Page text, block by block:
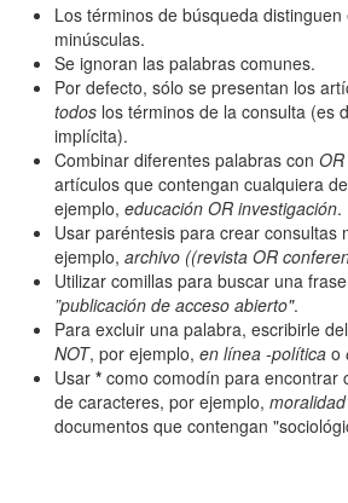
Términos de indexación
Disciplinas
Palabras clave
Tipo (método/enfoque)
Cobertura
Los términos de búsqueda
minúsculas.
Se ignoran las palabras comunes.
Por defecto, sólo se presentan los
todos los términos de la consulta (es
implícita).
Combinar diferentes palabras con OR
artículos que contengan cualquiera
ejemplo, educación OR investigación.
Usar paréntesis para crear consultas
ejemplo, archivo ((revista OR
Utilizar comillas para buscar una
”publicación de acceso abierto".
Para excluir una palabra, escribirle
NOT, por ejemplo, en línea -política o
Usar * como comodín para encontrar
de caracteres, por ejemplo,
documentos que contengan